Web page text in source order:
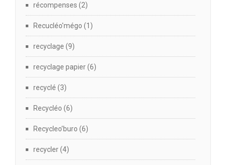
récompenses (2)
Recucléo'mégo (1)
recyclage (9)
recyclage papier(6)
recyclé (3)
Recycléo (6)
Recycleo’buro (6)
recycler(4)